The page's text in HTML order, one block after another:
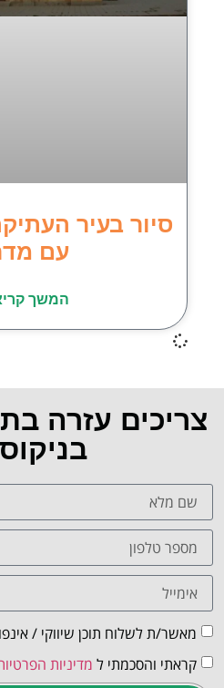
סיור בעיר
עם
המשך
צריכים עזרה
מאשר/ת לשלוח תוכן שיווקי /
קראתי והסכמתי ל מדיניות